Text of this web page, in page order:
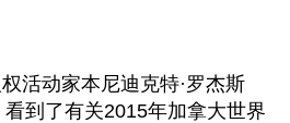
活动家本尼迪克特·罗杰斯
看到了有关2015年加拿大世界